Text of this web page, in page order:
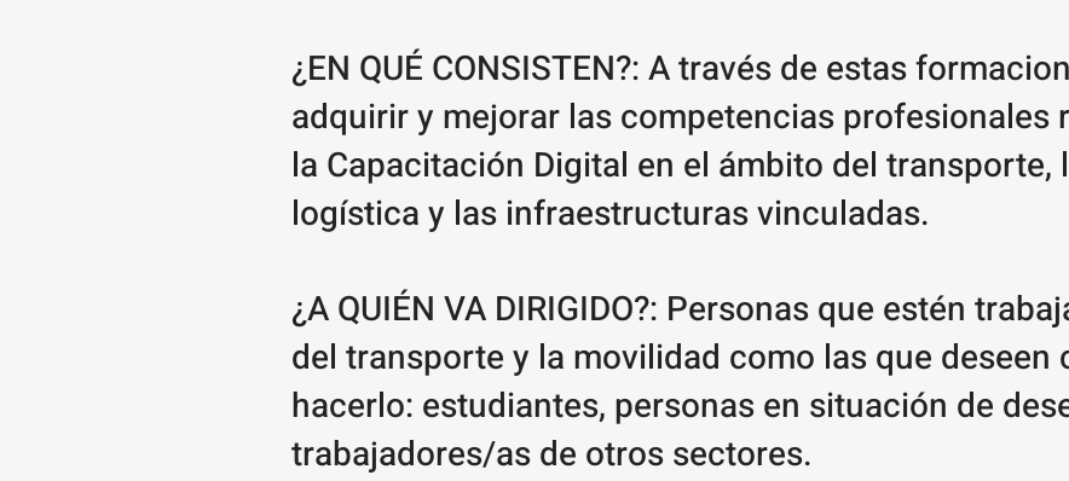
¿EN QUÉ CONSISTEN?: A través de estas
adquirir y mejorar las competencias profesionales
la Capacitación Digital en el ámbito del transporte,
logística y las infraestructuras vinculadas.
¿A QUIÉN VA DIRIGIDO?: Personas que estén
del transporte y la movilidad como las que deseen
hacerlo: estudiantes, personas en situación de
trabajadores/as de otros sectores.